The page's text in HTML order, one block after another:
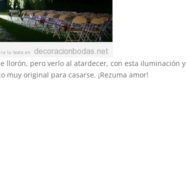
llorón, pero verlo al atardecer, con esta iluminación y
original para casarse. ¡Rezuma amor!